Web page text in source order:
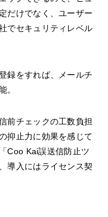
だけでなく、ユーザー
でセキュリティレベル
録をすれば、メールチ
。
前チェックの工数負担
抑止力に効果を感じて
Coo Kai誤送信防止ツ
導入にはライセンス契